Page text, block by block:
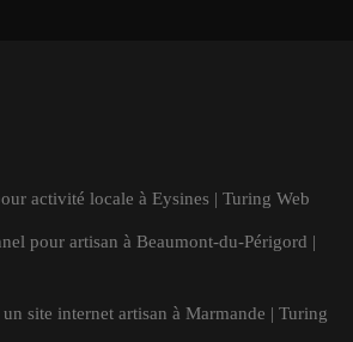
activité locale à Eysines | Turing Web
pour artisan à Beaumont-du-Périgord |
site internet artisan à Marmande | Turing